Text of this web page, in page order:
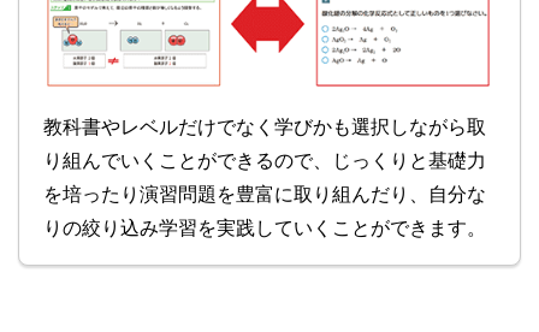
教科書やレベルだけでなく学びかも選択しながら取
り組んでいくことができるので、じっくりと基礎力
を培ったり演習問題を豊富に取り組んだり、自分な
りの絞り込み学習を実践していくことができます。